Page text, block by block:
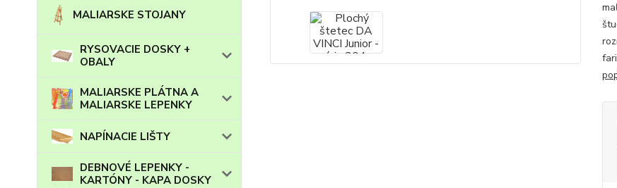
MALIARSKE STOJANY
RYSOVACIE DOSKY +
OBALY
MALIARSKE PLÁTNA A
MALIARSKE LEPENKY
NAPÍNACIE LIŠTY
DEBNOVÉ LEPENKY -
KARTÓNY - KAPA DOSKY